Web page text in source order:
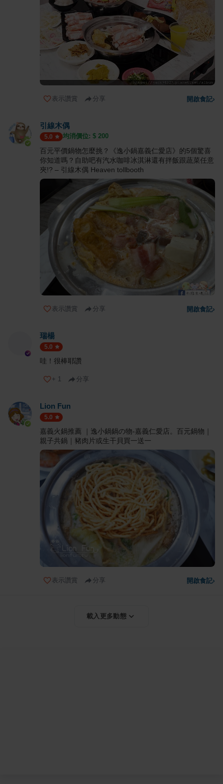
表示讚賞 分享 開啟食記›
引線木偶
5.0 均消價位: $ 200
百元平價鍋物怎麼挑？《逸小鍋嘉義仁愛店》的5個驚喜
你知道嗎？自助吧有汽水咖啡冰淇淋還有拌飯跟蔬菜任意
夾!? – 引線木偶 Heaven tollbooth
表示讚賞 分享 開啟食記›
瑞楊
5.0
哇！很棒耶讚
+ 1 分享
Lion Fun
5.0
嘉義火鍋推薦 ｜逸小鍋鍋の物-嘉義仁愛店。百元鍋物｜
親子共鍋｜豬肉片或生干貝買一送一
表示讚賞 分享 開啟食記›
載入更多動態